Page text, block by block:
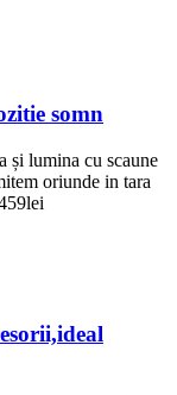
somn
și lumina cu scaune
oriunde in tara
lei